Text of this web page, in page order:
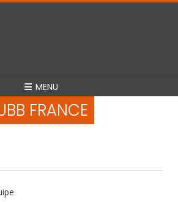
MENU
FRANCE